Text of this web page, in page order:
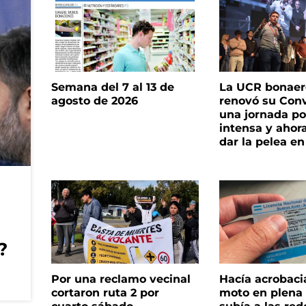
Semana del 7 al 13 de
agosto de 2026
La UCR
renovó su
una jornada
intensa y
dar la pelea en
Por una reclamo vecinal
cortaron ruta 2 por
Hacía
moto en plena